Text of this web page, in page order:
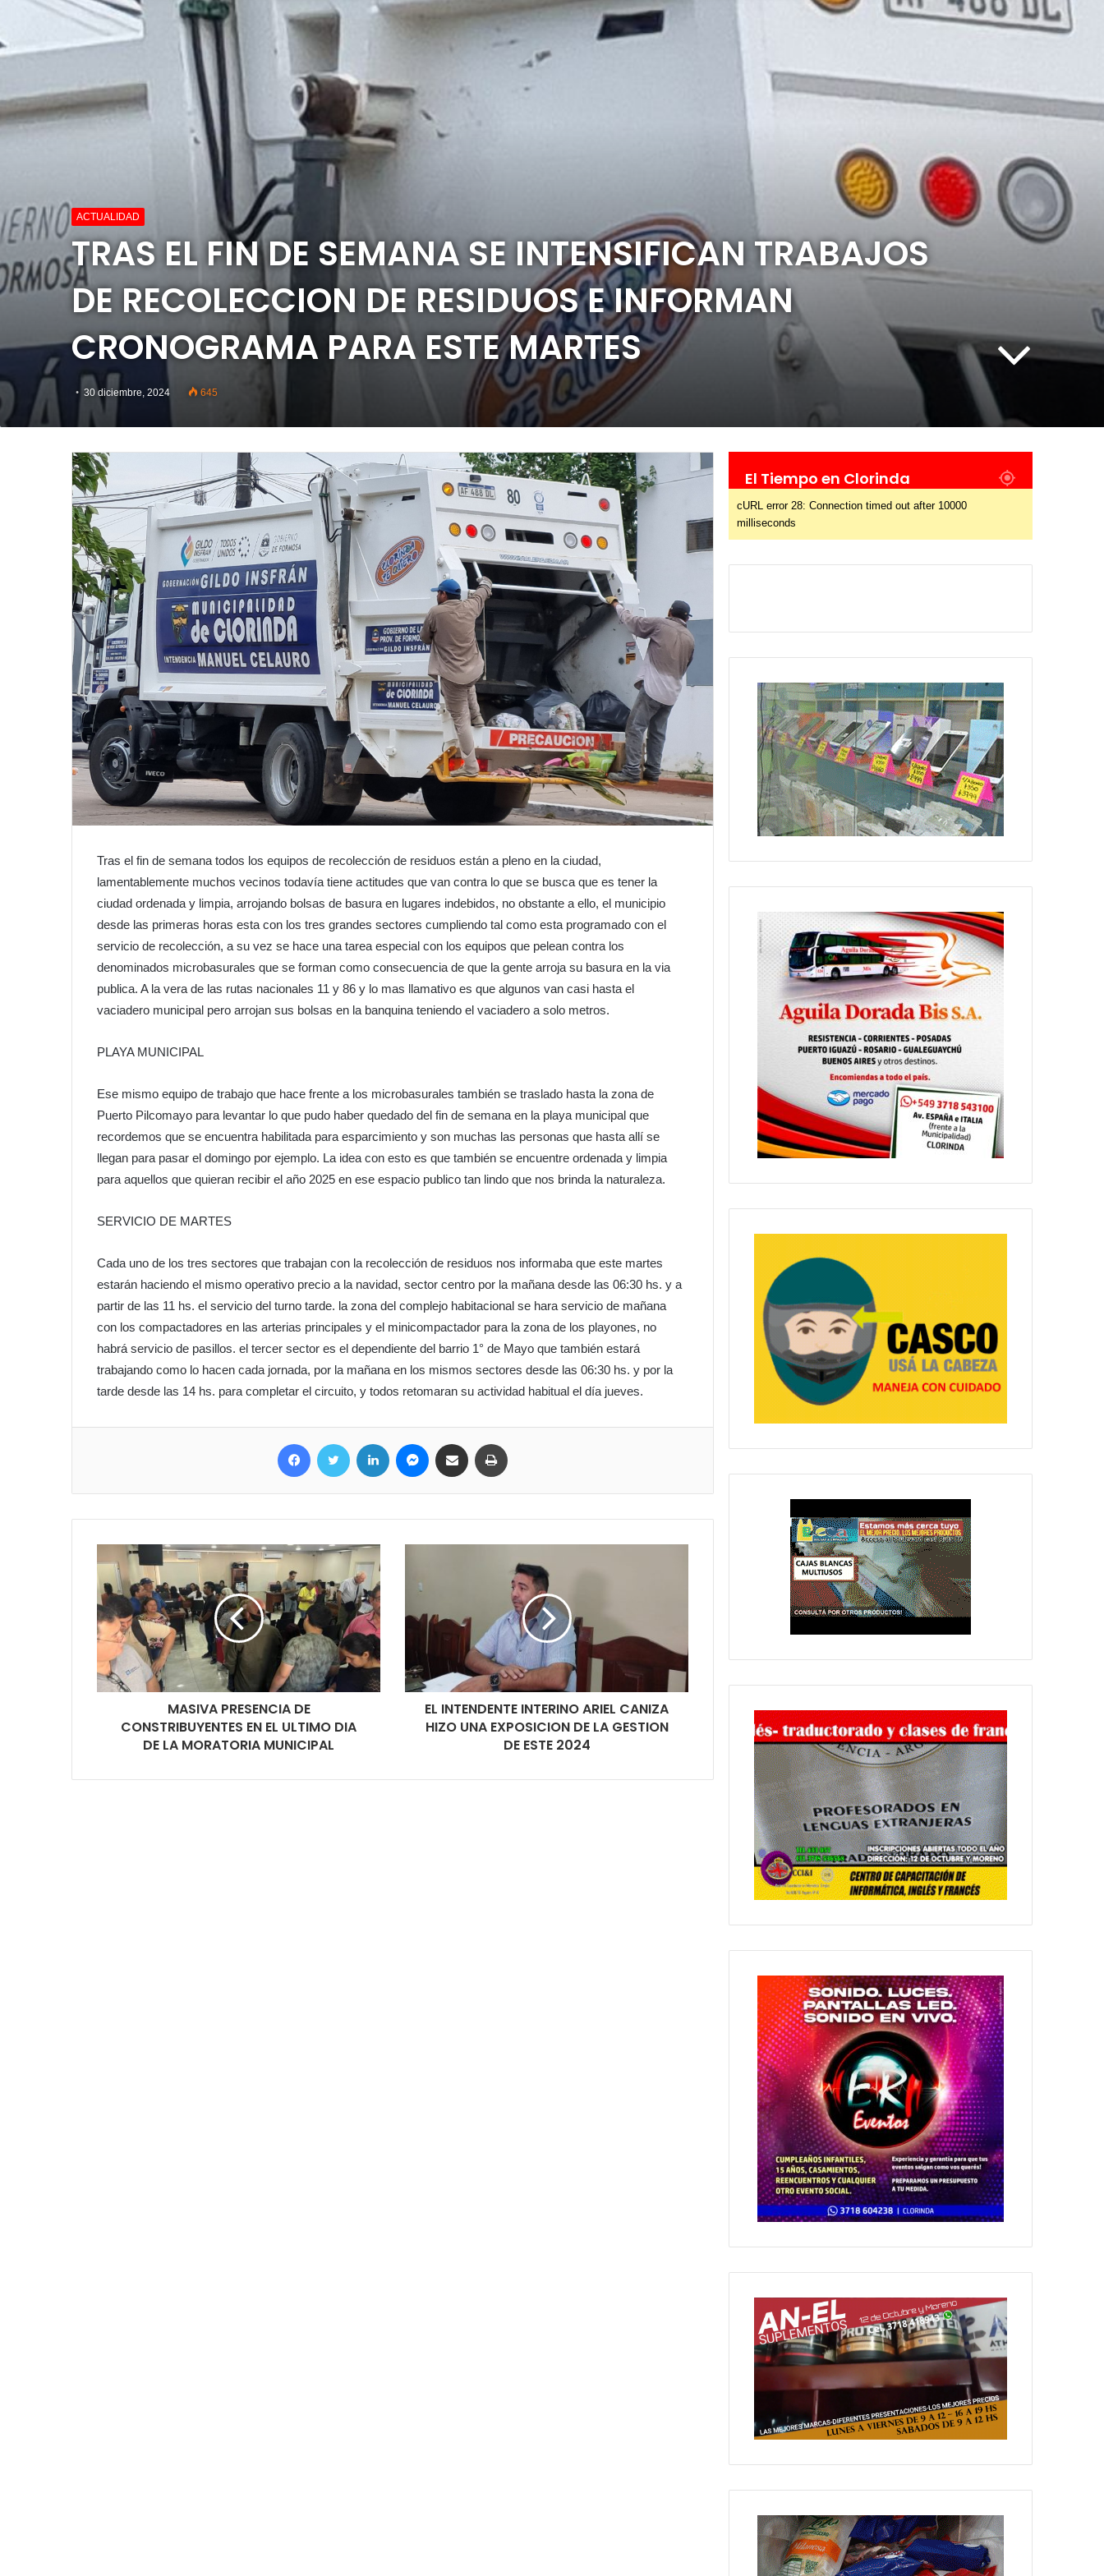
ACTUALIDAD
TRAS EL FIN DE SEMANA SE INTENSIFICAN TRABAJOS
DE RECOLECCION DE RESIDUOS E INFORMAN
CRONOGRAMA PARA ESTE MARTES
30 diciembre, 2024 645
Tras el fin de semana todos los equipos de recolección de residuos están a pleno en la ciudad,
lamentablemente muchos vecinos todavía tiene actitudes que van contra lo que se busca que es tener la
ciudad ordenada y limpia, arrojando bolsas de basura en lugares indebidos, no obstante a ello, el municipio
desde las primeras horas esta con los tres grandes sectores cumpliendo tal como esta programado con el
servicio de recolección, a su vez se hace una tarea especial con los equipos que pelean contra los
denominados microbasurales que se forman como consecuencia de que la gente arroja su basura en la via
publica. A la vera de las rutas nacionales 11 y 86 y lo mas llamativo es que algunos van casi hasta el
vaciadero municipal pero arrojan sus bolsas en la banquina teniendo el vaciadero a solo metros.
PLAYA MUNICIPAL
Ese mismo equipo de trabajo que hace frente a los microbasurales también se traslado hasta la zona de
Puerto Pilcomayo para levantar lo que pudo haber quedado del fin de semana en la playa municipal que
recordemos que se encuentra habilitada para esparcimiento y son muchas las personas que hasta allí se
llegan para pasar el domingo por ejemplo. La idea con esto es que también se encuentre ordenada y limpia
para aquellos que quieran recibir el año 2025 en ese espacio publico tan lindo que nos brinda la naturaleza.
SERVICIO DE MARTES
Cada uno de los tres sectores que trabajan con la recolección de residuos nos informaba que este martes
estarán haciendo el mismo operativo precio a la navidad, sector centro por la mañana desde las 06:30 hs. y a
partir de las 11 hs. el servicio del turno tarde. la zona del complejo habitacional se hara servicio de mañana
con los compactadores en las arterias principales y el minicompactador para la zona de los playones, no
habrá servicio de pasillos. el tercer sector es el dependiente del barrio 1° de Mayo que también estará
trabajando como lo hacen cada jornada, por la mañana en los mismos sectores desde las 06:30 hs. y por la
tarde desde las 14 hs. para completar el circuito, y todos retomaran su actividad habitual el día jueves.
MASIVA PRESENCIA DE
CONSTRIBUYENTES EN EL ULTIMO DIA
DE LA MORATORIA MUNICIPAL
EL INTENDENTE INTERINO ARIEL CANIZA
HIZO UNA EXPOSICION DE LA GESTION
DE ESTE 2024
El Tiempo en Clorinda
cURL error 28: Connection timed out after 10000
milliseconds